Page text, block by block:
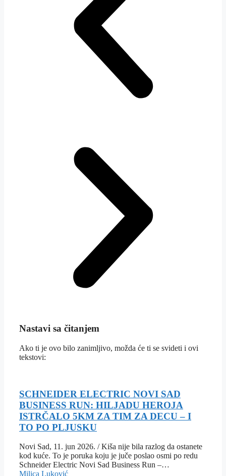
Nastavi sa čitanjem
Ako ti je ovo bilo zanimljivo, možda će ti se svideti i ovi
tekstovi:
SCHNEIDER ELECTRIC NOVI SAD
BUSINESS RUN: HILJADU HEROJA
ISTRČALO 5KM ZA TIM ZA DECU – I
TO PO PLJUSKU
Novi Sad, 11. jun 2026. / Kiša nije bila razlog da ostanete
kod kuće. To je poruka koju je juče poslao osmi po redu
Schneider Electric Novi Sad Business Run –…
Milica Luković